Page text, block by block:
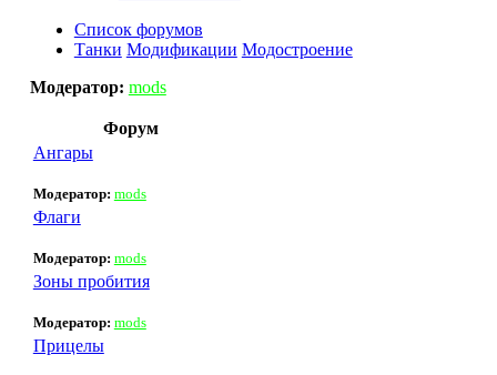
Список форумов
Танки Модификации Модостроение
Модератор: mods
Форум
Ангары
Модератор: mods
Флаги
Модератор: mods
Зоны пробития
Модератор: mods
Прицелы